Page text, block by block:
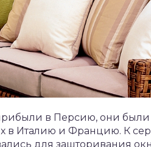
в Персию, они были
в Италию и Францию. К
для зашторивания